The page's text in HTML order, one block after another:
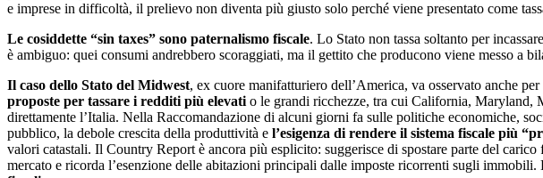
e imprese in difficoltà, il prelievo non diventa più giusto solo perché viene presentato come
Le cosiddette “sin taxes” sono paternalismo fiscale. Lo Stato non tassa soltanto per
è ambiguo: quei consumi andrebbero scoraggiati, ma il gettito che producono viene messo a
Il caso dello Stato del Midwest, ex cuore manifatturiero dell’America, va osservato anche per
proposte per tassare i redditi più elevati o le grandi ricchezze, tra cui California, Maryland,
direttamente l’Italia. Nella Raccomandazione di alcuni giorni fa sulle politiche economiche,
pubblico, la debole crescita della produttività e l’esigenza di rendere il sistema fiscale più
valori catastali. Il Country Report è ancora più esplicito: suggerisce di spostare parte del
mercato e ricorda l’esenzione delle abitazioni principali dalle imposte ricorrenti sugli